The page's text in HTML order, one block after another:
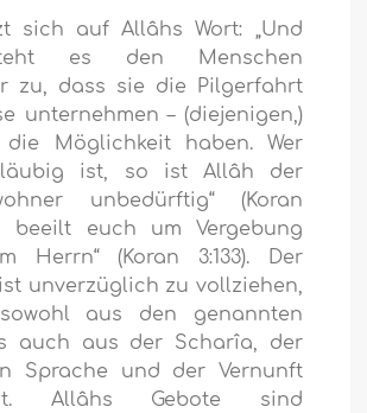
sich auf Allâhs Wort: „Und
es den Menschen
zu, dass sie die Pilgerfahrt
unternehmen – (diejenigen,)
Möglichkeit haben. Wer
ist, so ist Allâh der
unbedürftig“(Koran
beeilt euch um Vergebung
Herrn“(Koran 3:133). Der
unverzüglich zu vollziehen,
aus den genannten
auch aus der Scharîa, der
Sprache und der Vernunft
Allâhs Gebote sind